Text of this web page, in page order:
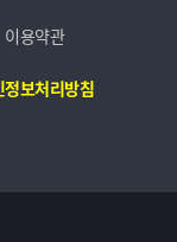
이용약관
정보처리방침